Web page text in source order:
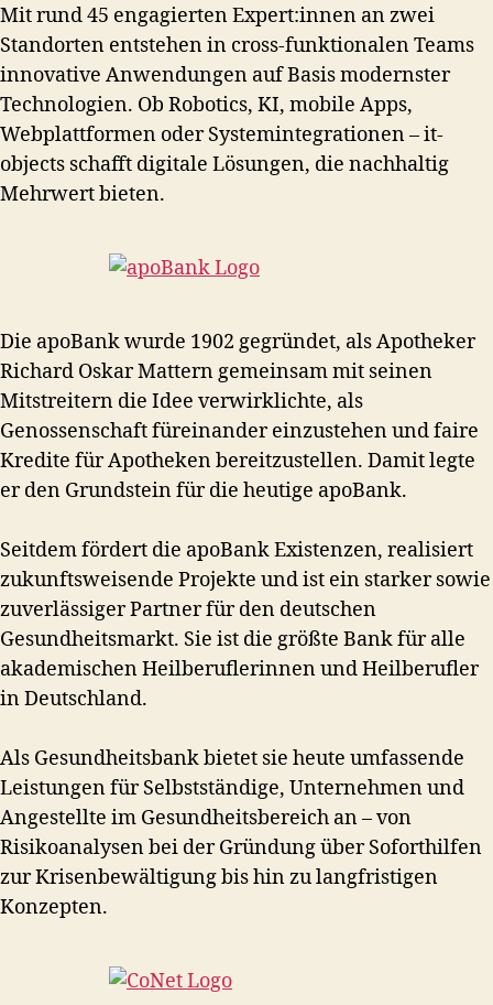
Mit rund 45 engagierten Expert:innen an zwei
Standorten entstehen in cross-funktionalen Teams
innovative Anwendungen auf Basis modernster
Technologien. Ob Robotics, KI, mobile Apps,
Webplattformen oder Systemintegrationen – it-
objects schafft digitale Lösungen, die nachhaltig
Mehrwert bieten.
Die apoBank wurde 1902 gegründet, als Apotheker
Richard Oskar Mattern gemeinsam mit seinen
Mitstreitern die Idee verwirklichte, als
Genossenschaft füreinander einzustehen und faire
Kredite für Apotheken bereitzustellen. Damit legte
er den Grundstein für die heutige apoBank.
Seitdem fördert die apoBank Existenzen, realisiert
zukunftsweisende Projekte und ist ein starker sowie
zuverlässiger Partner für den deutschen
Gesundheitsmarkt. Sie ist die größte Bank für alle
akademischen Heilberuflerinnen und Heilberufler
in Deutschland.
Als Gesundheitsbank bietet sie heute umfassende
Leistungen für Selbstständige, Unternehmen und
Angestellte im Gesundheitsbereich an – von
Risikoanalysen bei der Gründung über Soforthilfen
zur Krisenbewältigung bis hin zu langfristigen
Konzepten.